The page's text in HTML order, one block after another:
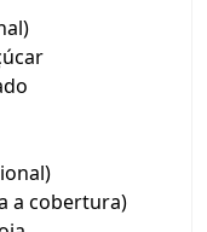
a cobertura)